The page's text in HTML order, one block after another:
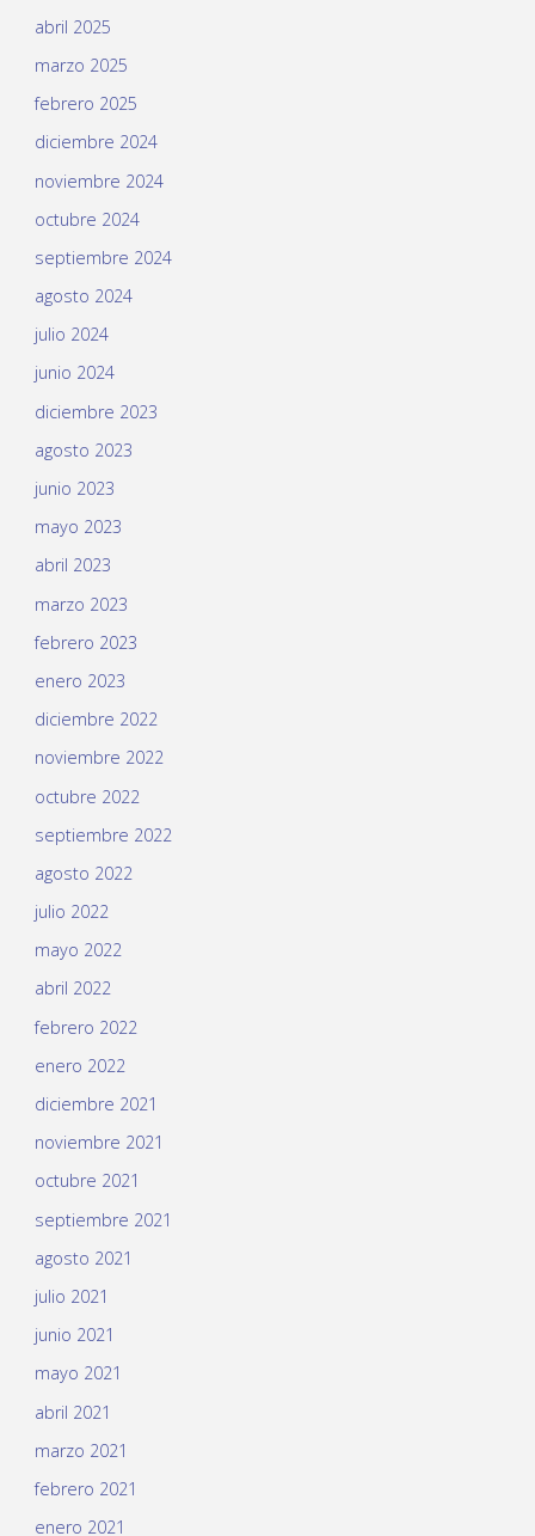
abril 2025
marzo 2025
febrero 2025
diciembre 2024
noviembre 2024
octubre 2024
septiembre 2024
agosto 2024
julio 2024
junio 2024
diciembre 2023
agosto 2023
junio 2023
mayo 2023
abril 2023
marzo 2023
febrero 2023
enero 2023
diciembre 2022
noviembre 2022
octubre 2022
septiembre 2022
agosto 2022
julio 2022
mayo 2022
abril 2022
febrero 2022
enero 2022
diciembre 2021
noviembre 2021
octubre 2021
septiembre 2021
agosto 2021
julio 2021
junio 2021
mayo 2021
abril 2021
marzo 2021
febrero 2021
enero 2021